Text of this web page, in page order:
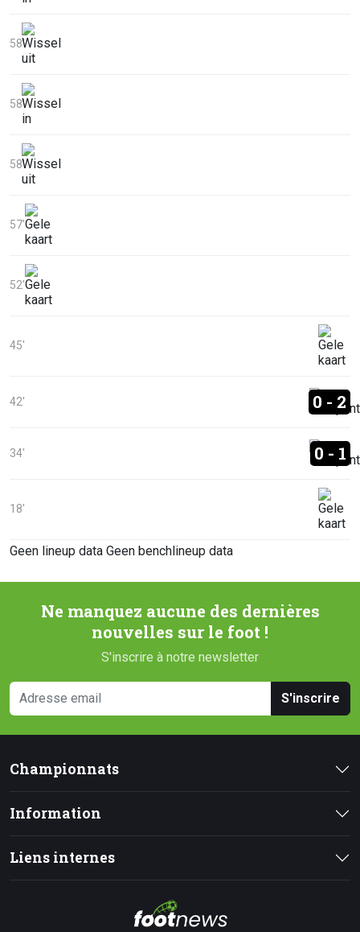
58'
58'
58'
57'
52'
45'
42' 0 - 2
34' 0 - 1
18'
Geen lineup data Geen benchlineup data
Ne manquez aucune des dernières
nouvelles sur le foot !
S'inscrire à notre newsletter
S'inscrire
Championnats
Information
Liens internes